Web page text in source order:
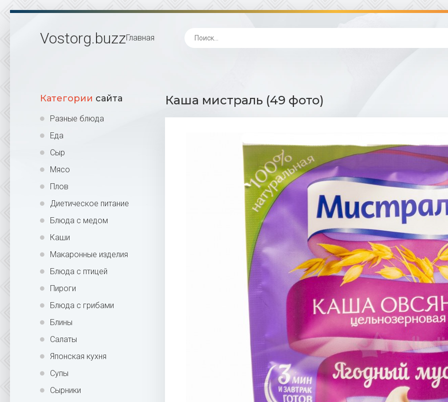
Vostorg.buzzГлавная
Категории сайта
Разные блюда
Еда
Сыр
Мясо
Плов
Диетическое питание
Блюда с медом
Каши
Макаронные изделия
Блюда с птицей
Пироги
Блюда с грибами
Блины
Салаты
Японская кухня
Супы
Сырники
Каша мистраль (49 фото)